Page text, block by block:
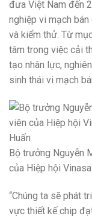
đưa Việt Nam đến
nghiệp vi mạch
và kiểm thử. Từ
tâm trong việc cải
tạo nhân lực,
sinh thái vi mạch
Bộ trưởng Nguyễn
của Hiệp hội
“Chúng ta sẽ phát
vực thiết kế chip